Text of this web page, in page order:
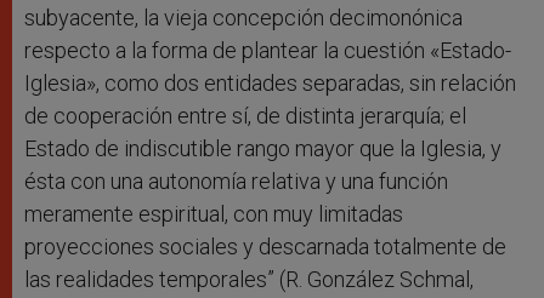
subyacente, la vieja concepción decimonónica
respecto a la forma de plantear la cuestión «Estado-
Iglesia», como dos entidades separadas, sin relación
de cooperación entre sí, de distinta jerarquía; el
Estado de indiscutible rango mayor que la Iglesia, y
ésta con una autonomía relativa y una función
meramente espiritual, con muy limitadas
proyecciones sociales y descarnada totalmente de
las realidades temporales” (R. González Schmal,